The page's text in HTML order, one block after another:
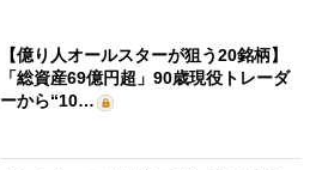
【億り人オールスターが狙う20銘柄】
「総資産69億円超」90歳現役トレーダ
ーから“10…